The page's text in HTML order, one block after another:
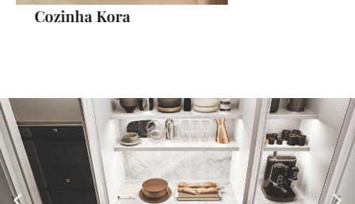
Cozinha Artusi